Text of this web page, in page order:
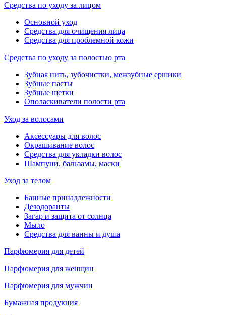
Средства по уходу за лицом
Основной уход
Средства для очищения лица
Средства для проблемной кожи
Средства по уходу за полостью рта
Зубная нить, зубочистки, межзубные ершики
Зубные пасты
Зубные щетки
Ополаскиватели полости рта
Уход за волосами
Аксессуары для волос
Окрашивание волос
Средства для укладки волос
Шампуни, бальзамы, маски
Уход за телом
Банные принадлежности
Дезодоранты
Загар и защита от солнца
Мыло
Средства для ванны и душа
Парфюмерия для детей
Парфюмерия для женщин
Парфюмерия для мужчин
Бумажная продукция